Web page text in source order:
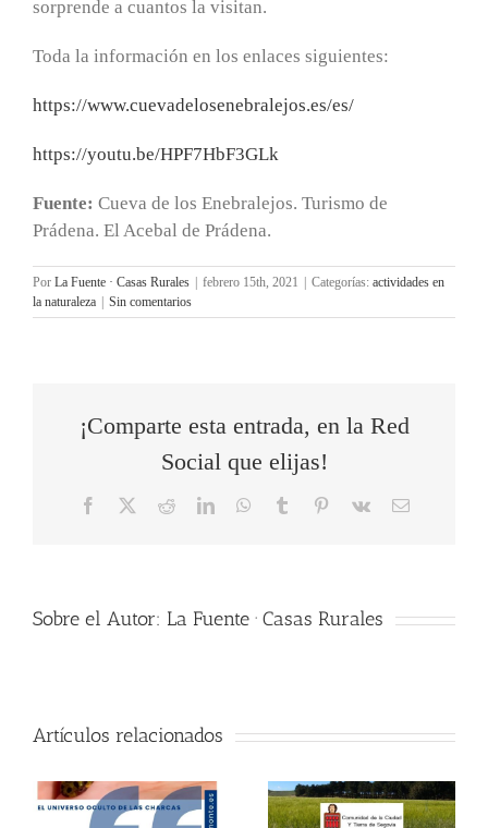
sorprende a cuantos la visitan.
Toda la información en los enlaces siguientes:
https://www.cuevadelosenebralejos.es/es/
https://youtu.be/HPF7HbF3GLk
Fuente: Cueva de los Enebralejos. Turismo de
Prádena. El Acebal de Prádena.
Por La Fuente · Casas Rurales | febrero 15th, 2021 | Categorías: actividades en
la naturaleza | Sin comentarios
¡Comparte esta entrada, en la Red
Social que elijas!
Facebook RedditLinkedInWhatsApp
Tumblr Pinterest
Vk
Correo
Sobre el Autor: La Fuente · Casas Rurales
Artículos relacionados